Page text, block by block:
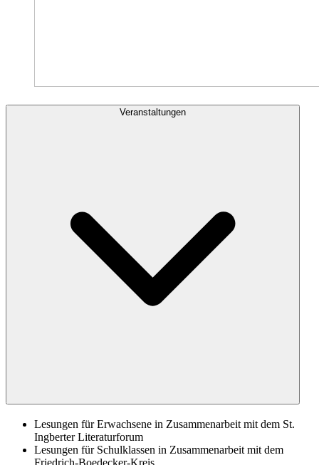
Veranstaltungen
Lesungen für Erwachsene in Zusammenarbeit mit dem St.
Ingberter Literaturforum
Lesungen für Schulklassen in Zusammenarbeit mit dem
Friedrich-Boedecker-Kreis